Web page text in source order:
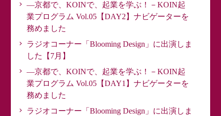
―京都で、KOINで、起業を学ぶ！－KOIN起
業プログラム Vol.05【DAY2】ナビゲーターを
務めました
ラジオコーナー「Blooming Design」に出演しま
した【7月】
―京都で、KOINで、起業を学ぶ！－KOIN起
業プログラム Vol.05【DAY1】ナビゲーターを
務めました
ラジオコーナー「Blooming Design」に出演しま